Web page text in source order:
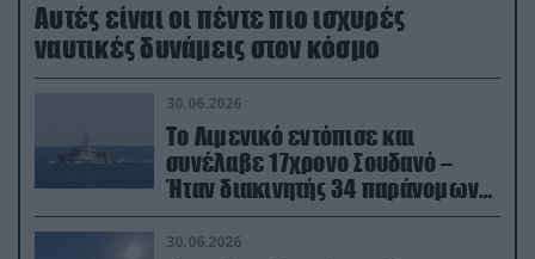
Aυτές είναι οι πέντε πιο ισχυρές
ναυτικές δυνάμεις στον κόσμο
30.06.2026
Το Λιμενικό εντόπισε και
συνέλαβε 17χρονο Σουδανό –
Ήταν διακινητής 34 παράνομων
μεταναστών
30.06.2026